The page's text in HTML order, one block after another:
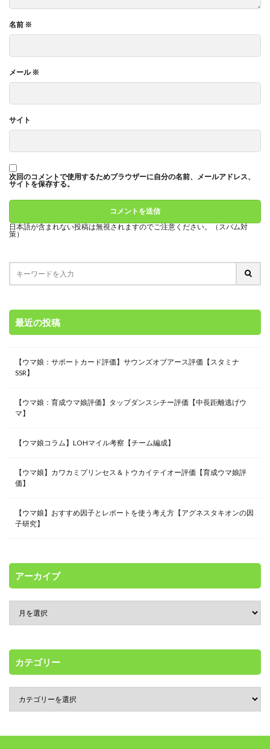
名前 ※
メール※
サイト
次回のコメントで使用するためブラウザーに自分の名前、メールアドレス、
サイトを保存する。
日本語が含まれない投稿は無視されますのでご注意ください。（スパム対
策）
最近の投稿
【ウマ娘：サポートカード評価】サウンズオブアース評価【スタミナ
SSR】
【ウマ娘：育成ウマ娘評価】タップダンスシチー評価【中長距離逃げウ
マ】
【ウマ娘コラム】LOHマイル考察【チーム編成】
【ウマ娘】カワカミプリンセス＆トウカイテイオー評価【育成ウマ娘評
価】
【ウマ娘】おすすめ因子とレポートを使う考え方【アグネスタキオンの因
子研究】
アーカイブ
カテゴリー